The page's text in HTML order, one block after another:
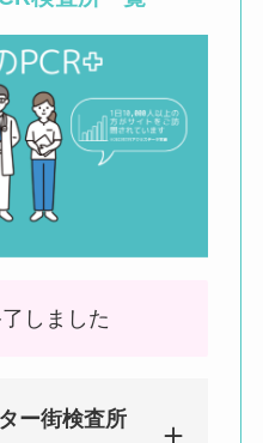
しました
ー街検査所